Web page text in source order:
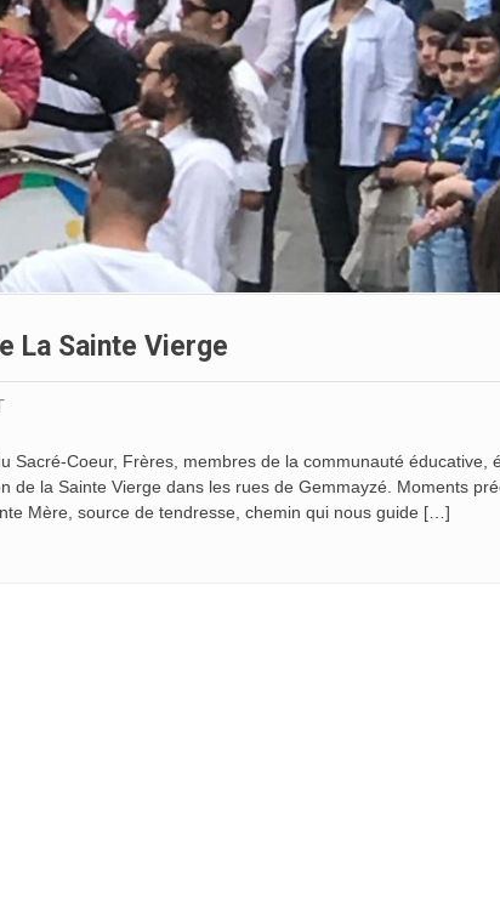
La Sainte Vierge
Sacré-Coeur, Frères, membres de la communauté éducative,
de la Sainte Vierge dans les rues de Gemmayzé. Moments
Mère, source de tendresse, chemin qui nous guide […]